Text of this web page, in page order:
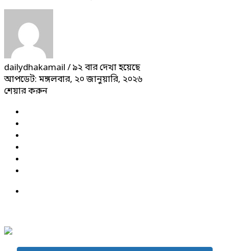
dailydhakamail / ৯২ বার দেখা হয়েছে
আপডেট: মঙ্গলবার, ২০ জানুয়ারি, ২০২৬
শেয়ার করুন